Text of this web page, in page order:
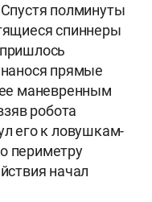
полминуты
спиннеры
прямые
маневренным
робота
его к ловушкам-
периметру
начал